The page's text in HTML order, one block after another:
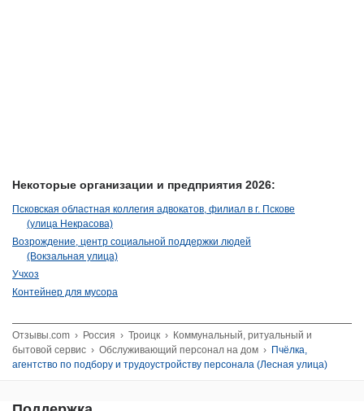
Некоторые организации и предприятия 2026:
Псковская областная коллегия адвокатов, филиал в г. Пскове
(улица Некрасова)
Возрождение, центр социальной поддержки людей
(Вокзальная улица)
Учхоз
Контейнер для мусора
Отзывы.com › Россия › Троицк › Коммунальный, ритуальный и
бытовой сервис › Обслуживающий персонал на дом › Пчёлка,
агентство по подбору и трудоустройству персонала (Лесная улица)